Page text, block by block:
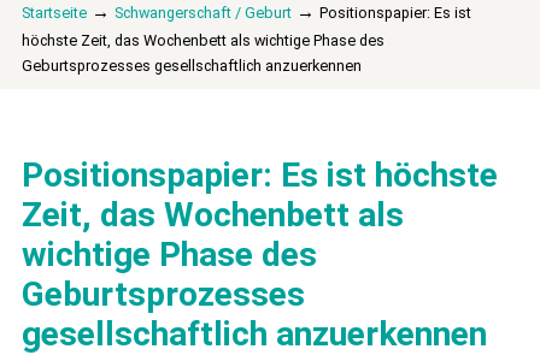
Startseite → Schwangerschaft / Geburt → Positionspapier: Es ist
höchste Zeit, das Wochenbett als wichtige Phase des
Geburtsprozesses gesellschaftlich anzuerkennen
Positionspapier: Es ist höchste
Zeit, das Wochenbett als
wichtige Phase des
Geburtsprozesses
gesellschaftlich anzuerkennen